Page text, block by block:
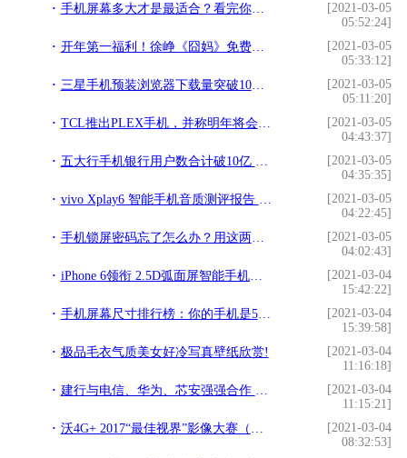
手机屏幕多大才是最适合？看完你就知道了!
[2021-03-05
05:52:24]
开年第一福利！徐峥《囧妈》免费在线观看，只要你有头条或者抖音!
[2021-03-05
05:33:12]
三星手机预装浏览器下载量突破10亿次：超Firefox/Opera之和!
[2021-03-05
05:11:20]
TCL推出PLEX手机，并称明年将会有5G折叠屏手机面世!
[2021-03-05
04:43:37]
五大行手机银行用户数合计破10亿 对移动支付安全等级要求高!
[2021-03-05
04:35:35]
vivo Xplay6 智能手机音质测评报告 [Soomal]!
[2021-03-05
04:22:45]
手机锁屏密码忘了怎么办？用这两招，自己在家就能搞定！!
[2021-03-05
04:02:43]
iPhone 6领衔 2.5D弧面屏智能手机盘点!
[2021-03-04
15:42:22]
手机屏幕尺寸排行榜：你的手机是5.5英寸吗？!
[2021-03-04
15:39:58]
极品毛衣气质美女好冷写真壁纸欣赏!
[2021-03-04
11:16:18]
建行与电信、华为、芯安强强合作 金融定制手机助推对公支付结算移动办理!
[2021-03-04
11:15:21]
沃4G+ 2017“最佳视界”影像大赛（主题：年轻就要有型有摄）网络票选揭晓!
[2021-03-04
08:32:53]